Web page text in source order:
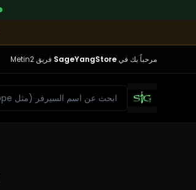
مرحباً بك فيSageYangStore فريق Metin2
بحث